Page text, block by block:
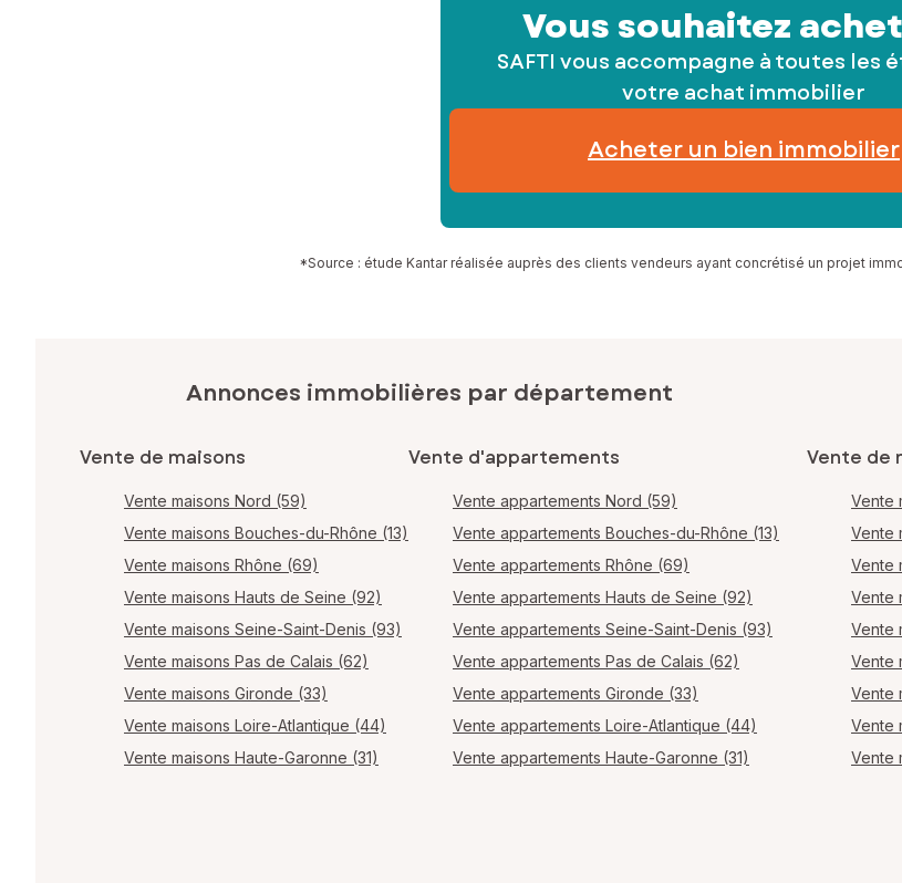
Vous souhaitez
SAFTI vous accompagne à toutes les
votre achat immobilier
Acheter un bien immobilier
*Source : étude Kantar réalisée auprès des clients vendeurs ayant concrétisé un projet
Annonces immobilières par département
Vente de maisons
Vente maisons Nord (59)
Vente maisons Bouches-du-Rhône (13)
Vente maisons Rhône (69)
Vente maisons Hauts de Seine (92)
Vente maisons Seine-Saint-Denis (93)
Vente maisons Pas de Calais (62)
Vente maisons Gironde (33)
Vente maisons Loire-Atlantique (44)
Vente maisons Haute-Garonne (31)
Vente d'appartements
Vente appartements Nord (59)
Vente appartements Bouches-du-Rhône (13)
Vente appartements Rhône (69)
Vente appartements Hauts de Seine (92)
Vente appartements Seine-Saint-Denis (93)
Vente appartements Pas de Calais (62)
Vente appartements Gironde (33)
Vente appartements Loire-Atlantique (44)
Vente appartements Haute-Garonne (31)
Vente de
Vente
Vente
Vente
Vente
Vente
Vente
Vente
Vente
Vente